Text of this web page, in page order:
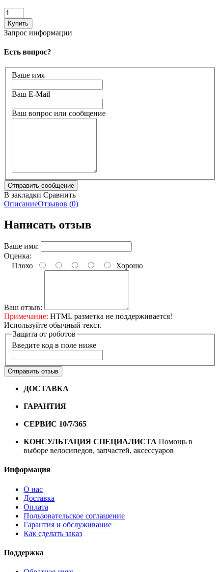
Запрос информации
Есть вопрос?
Ваше имя
Ваш E-Mail
Ваш вопрос или сообщение
В закладки Сравнить
ОписаниеОтзывов (0)
Написать отзыв
Ваше имя:
Оценка:
Плохо
Хорошо
Ваш отзыв:
Примечание: HTML разметка не поддерживается!
Используйте обычный текст.
Защита от роботов
Введите код в поле ниже
Отправить отзыв
ДОСТАВКА
ГАРАНТИЯ
СЕРВИС 10/7/365
КОНСУЛЬТАЦИЯ СПЕЦИАЛИСТА Помощь в
выборе велосипедов, запчастей, аксессуаров
Информация
О нас
Доставка
Оплата
Пользовательское соглашение
Гарантия и обслуживание
Как сделать заказ
Поддержка